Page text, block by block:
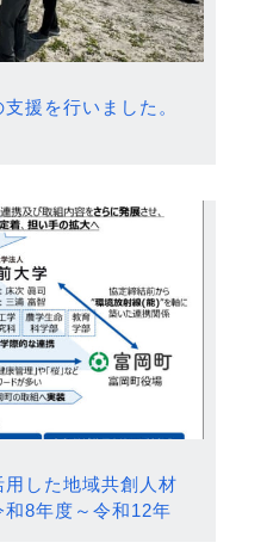
援を行いました。
した地域共創人材
8年度～令和12年